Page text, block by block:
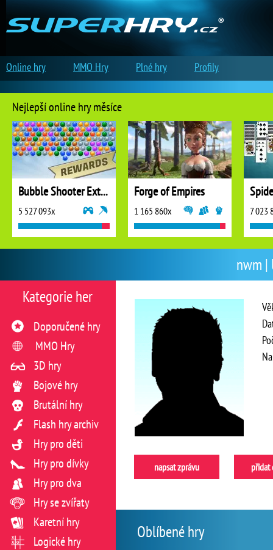
nwm |
napsat zprávu přidat
Oblíbené hry
Kategorie her
Doporučené hry
MMO Hry
3D hry
Bojové hry
Brutální hry
Flash hry archiv
Hry pro děti
Hry pro dívky
Hry pro dva
Hry se zvířaty
Karetní hry
Logické hry
Nejlepší online hry měsíce
Bubble Shooter Extreme
5 527 093x
Forge of Empires
1 165 860x 7 023
Online hry MMO Hry Plné hry Profily